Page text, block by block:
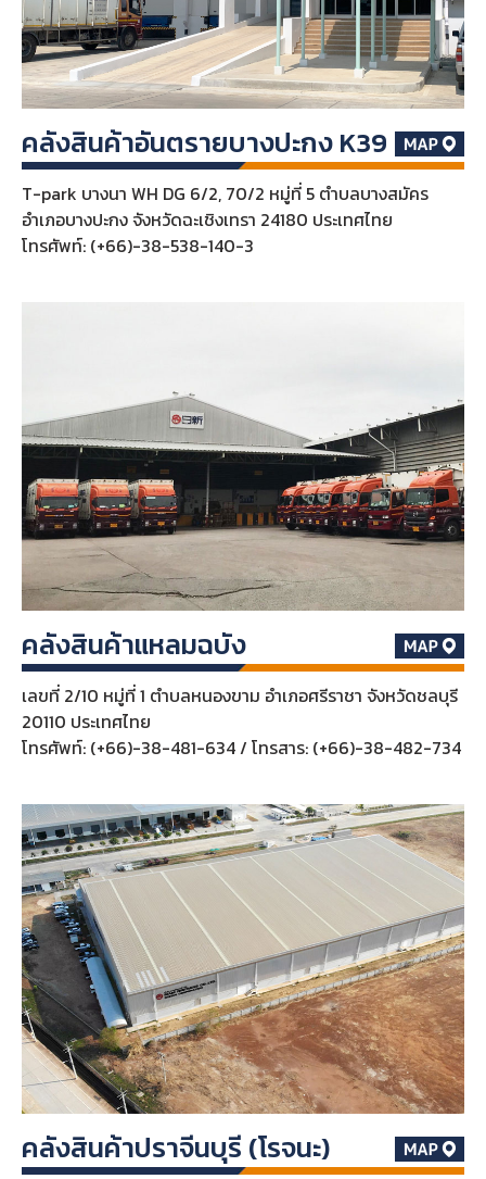
คลังสินค้าอันตรายบางปะกง K39
T-park บางนา WH DG 6/2, 70/2 หมู่ที่ 5 ตำบลบางสมัคร
อำเภอบางปะกง จังหวัดฉะเชิงเทรา 24180 ประเทศไทย
โทรศัพท์: (+66)-38-538-140-3
คลังสินค้าแหลมฉบัง
เลขที่ 2/10 หมู่ที่ 1 ตำบลหนองขาม อำเภอศรีราชา จังหวัดชลบุรี
20110 ประเทศไทย
โทรศัพท์: (+66)-38-481-634 / โทรสาร: (+66)-38-482-734
คลังสินค้าปราจีนบุรี (โรจนะ)